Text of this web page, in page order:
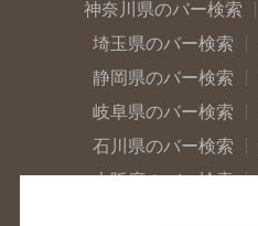
神奈川県のバー検索
埼玉県のバー検索
静岡県のバー検索
岐阜県のバー検索
石川県のバー検索
大阪府のバー検索